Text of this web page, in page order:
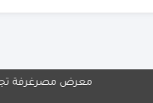
غرفة تجارة وصناعة